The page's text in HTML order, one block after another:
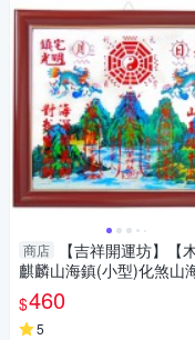
商店
【吉祥開運坊】【
麒麟山海鎮(小型)化煞山
居家化煞/鎮宅】開光 擇日
$460
5